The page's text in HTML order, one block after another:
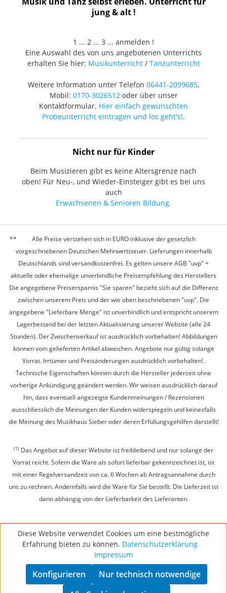
jung & alt !
1 ... 2 ... 3 ... anmelden !
Eine Auswahl des von uns angebotenen Unterrichts
erhalten Sie hier: Musikunterricht/ Tanzunterricht
Weitere Information unter Telefon 06441-2099685,
Mobil: 0170-3026512oder über unser
Kontaktformular. Hier einfach gewünschten
Probeunterricht eintragen und los geht's!.
Nicht nur für Kinder
Beim Musizieren gibt es keine Altersgrenze nach
oben! Für Neu-, und Wieder-Einsteiger gibt es bei uns
auch
Erwachsenen & Senioren Bildung.
Alle Preise verstehen sich in EURO inklusive der gesetzlich
vorgeschriebenen Deutschen Mehrwertsteuer. Lieferungen innerhalb
Deutschlands sind versandkostenfrei. Es gelten unsere AGB "uvp" =
aktuelle oder ehemalige unverbindliche Preisempfehlung des Herstellers
Die angegebene Preisersparnis "Sie sparen" bezieht sich auf die Differenz
zwischen unserem Preis und der wie oben beschriebenen "uvp". Die
angegebene "Lieferbare Menge" ist unverbindlich und entspricht unserem
Lagerbestand bei der letzten Aktualisierung unserer Website (alle 24
Stunden). Der Zwischenverkauf ist ausdrücklich vorbehalten! Abbildungen
können vom gelieferten Artikel abweichen. Angebote nur gültig solange
Vorrat. Irrtümer und Preisänderungen ausdrücklich vorbehalten!.
Technische Eigenschaften können durch die Hersteller jederzeit ohne
vorherige Ankündigung geändert werden. Wir weisen ausdrücklich darauf
hin, dass eventuell angezeigte Kundenmeinungen / Rezensionen
ausschliesslich die Meinungen der Kunden widerspiegeln und keinesfalls
die Meinung des Musikhaus Sieber oder deren Erfüllungsgehilfen darstellt!
(1) Das Angebot auf dieser Website ist freibleibend und nur solange der
Vorrat reicht. Sofern die Ware als sofort lieferbar gekennzeichnet ist, ist
mit einer Regelversandzeit von ca. 6 Wochen ab Antragsannahme durch
uns zu rechnen. Andernfalls wird die Ware für Sie bestellt. Die Lieferzeit ist
dann abhängig von der Lieferbarkeit des Lieferanten.
Diese Website verwendet Cookies um eine bestmögliche
Erfahrung bieten zu können. Datenschutzerklärung
Impressum
Nur technisch notwendige
Konfigurieren